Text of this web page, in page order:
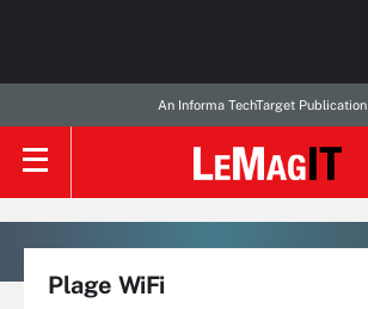
An Informa TechTarget Publication
Plage WiFi